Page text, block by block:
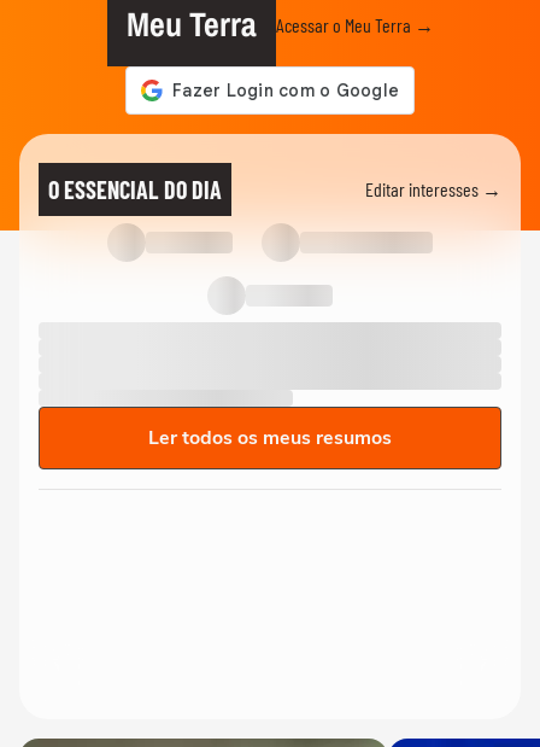
Meu Terra Acessar o Meu Terra →
O ESSENCIAL DO DIA Editar interesses →
Ler todos os meus resumos